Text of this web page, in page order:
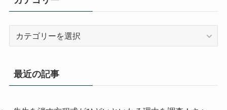
リ
最近の記事